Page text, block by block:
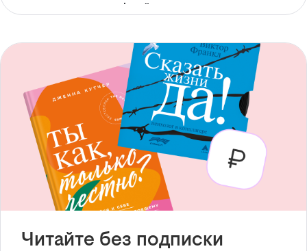
с доступом офлайн
Читайте без подписки